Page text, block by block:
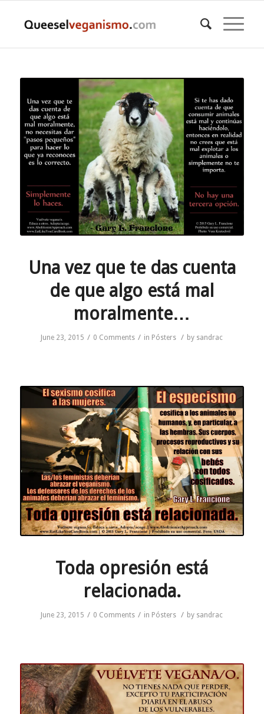
Una vez que te das cuenta
de que algo está mal
moralmente…
June 23, 2015 / 0 Comments / in Pósters / by sandrac
Toda opresión está
relacionada.
June 23, 2015 / 0 Comments / in Pósters / by sandrac